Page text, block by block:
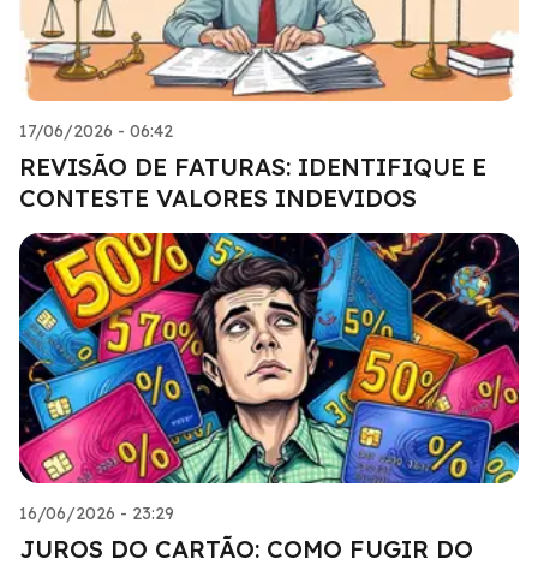
17/06/2026 - 06:42
REVISÃO DE FATURAS: IDENTIFIQUE E
CONTESTE VALORES INDEVIDOS
16/06/2026 - 23:29
JUROS DO CARTÃO: COMO FUGIR DO